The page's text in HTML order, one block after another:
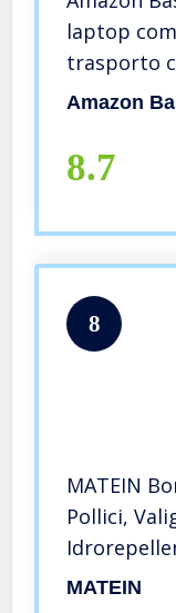
laptop
trasporto
accessori
Amazon
8.7
8
MATEIN
Pollici,
Pollici,
MATEIN